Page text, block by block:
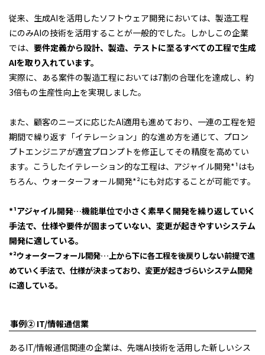
従来、生成AIを活用したソフトウェア開発においては、製造工程
にのみAIの技術を活用することが一般的でした。しかしこの企業
では、 要件定義から設計、製造、テストに至るすべての工程で生成
AIを取り入れています。
実際に、ある案件の製造工程においては7割の合理化を達成し、約
3倍もの生産性向上を実現しました。
また、顧客のニーズに応じたAI適用も進めており、一連の工程を短
期間で繰り返す「イテレーション」的な進め方を通じて、プロン
プトエンジニアが適宜プロンプトを修正してその精度を高めてい
ます。こうしたイテレーション的な工程は、アジャイル開発*¹はも
ちろん、ウォーターフォール開発*²にも対応することが可能です。
*¹アジャイル開発…機能単位で小さく素早く開発を繰り返していく
手法で、仕様や要件が固まっていない、変更が起きやすいシステム
開発に適している。
*²ウォーターフォール開発…上から下に各工程を後戻りしない前提で進
めていく手法で、仕様が決まっており、変更が起きづらいシステム開発
に適している。
事例② IT/情報通信業
あるIT/情報通信関連の企業は、先端AI技術を活用した新しいシス